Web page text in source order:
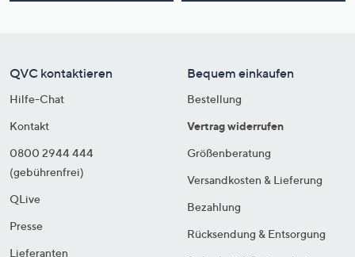
QVC kontaktieren
Hilfe-Chat
Kontakt
0800 2944 444
(gebührenfrei)
QLive
Presse
Lieferanten
Bequem einkaufen
Bestellung
Vertrag widerrufen
Größenberatung
Versandkosten & Lieferung
Bezahlung
Rücksendung & Entsorgung